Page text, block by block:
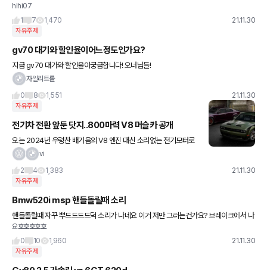
은 E이고, C는 신형에 내부가 이쁘긴한데 막상 주행중에 터치패드가 불편하다는 평들도
있고 .. 고민되네요ㅜ
hihi07
1
7 1,470 21.11.30
자유주제
gv70 대기와 할인율이어느정도인가요?
지금 gv70 대가와 할인율이궁금합니다! 오너님들!
자일리트롤
0
8 1,551 21.11.30
자유주제
전기차 전환 앞둔 닷지..800마력 V8 머슬카 공개
오는 2024년 우렁찬 배기음의 V8 엔진 대신 소리없는 전기모터로
전환될 닷지(Dodge) 머슬카가 마지막 불꽃을 틔우는 SRT 헬켓 라
vi
2
4 1,383 21.11.30
자유주제
Bmw520i msp 핸들돌릴때 소리
핸들돌릴때 자꾸 뿌드드드드덕 소리가 나네요 이거 저만 그러는건가요? 브레이크에서 나
는것같기도하고 뭔지 모르겠어요 산지 한달밖에 안됬는데 ㅜㅜ 동영상 찍었는데 올리는
기능이 없네요
요호호호호호
0
10 1,960 21.11.30
자유주제